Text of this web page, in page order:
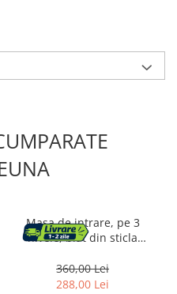
Masa de intrare, pe 3
nivele, blat din sticla
30x100x73cm, auriu
360,00 Lei
288,00 Lei